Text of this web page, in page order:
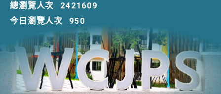
總瀏覽人次
2421609
今日瀏覽人次
950